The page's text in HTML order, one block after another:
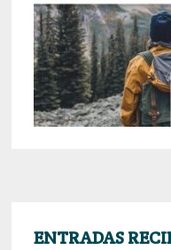
ENTRADAS